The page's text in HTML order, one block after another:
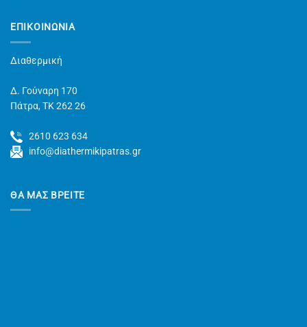
ΕΠΙΚΟΙΝΩΝΊΑ
Διαθερμική
Δ. Γούναρη 170
Πάτρα, TK 262 26
2610 623 634
info@diathermikipatras.gr
ΘΑ ΜΑΣ ΒΡΕΙΤΕ